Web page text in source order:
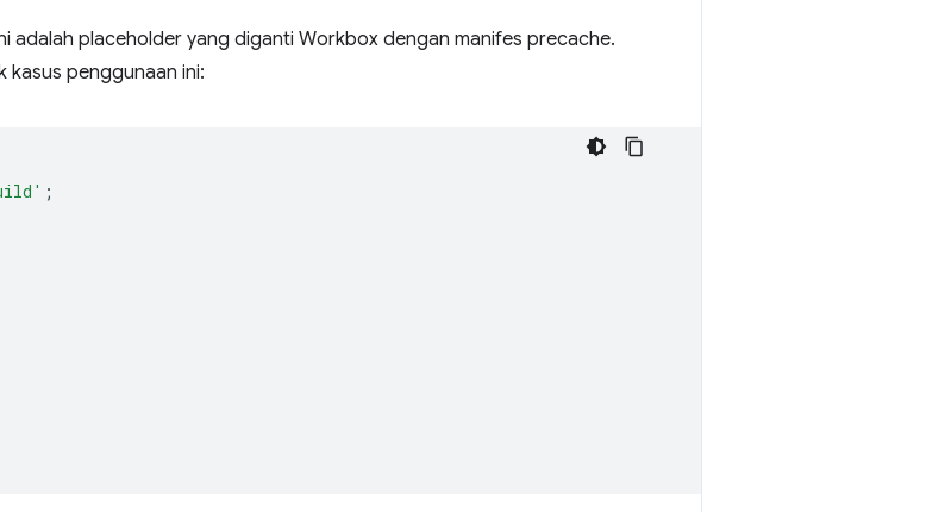
adalah placeholder yang diganti Workbox dengan manifes precache.
kasus penggunaan ini:
;